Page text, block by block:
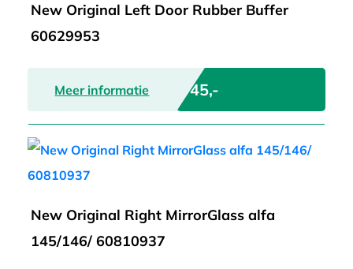
New Original Left Door Rubber Buffer
60629953
Meer informatie € 45,-
New Original Right MirrorGlass alfa
145/146/ 60810937